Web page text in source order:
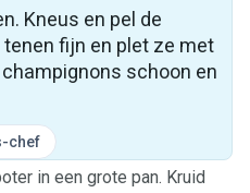
Kneus en pel de
tenen fijn en plet ze met
schoon en
chef
in een grote pan. Kruid